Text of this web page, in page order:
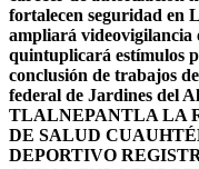
fortalecen seguridad en
ampliará videovigilancia
quintuplicará estímulos
conclusión de trabajos
federal de Jardines del
TLALNEPANTLA LA
DE SALUD
DEPORTIVO